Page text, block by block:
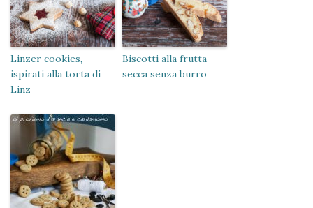
Linzer cookies,
ispirati alla torta di
Linz
Biscotti alla frutta
secca senza burro